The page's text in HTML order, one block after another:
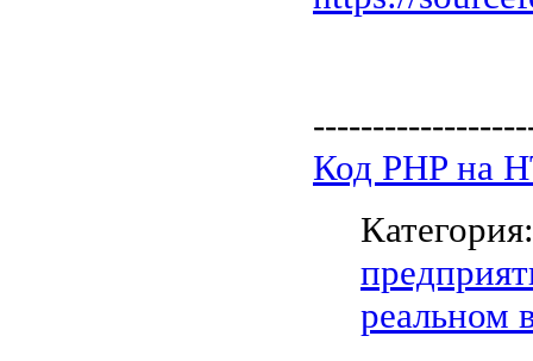
Код PHP на
реальном